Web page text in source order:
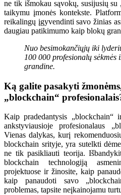
ne tik išmokau sąvokų, susijusių
taikymu įmonės kontekste.
reikalingų įgyvendinti savo žinias
daugiau patikimumo kaip blokų
Nuo besimokančiųjų iki
100 000 profesionalų
grandine.
Ką galite pasakyti
„blockchain“
Kaip pradedantysis „blockchain“
ankstyviausioje profesionalaus
Vienas dalykas, kurį
blockchain srityje, yra sutelkti
ne tik pasikliauti teorija.
blockchain technologiją
projektuose ir žinosite, kaip
kaip panaudoti savo
problemas, tapsite neįkainojamu